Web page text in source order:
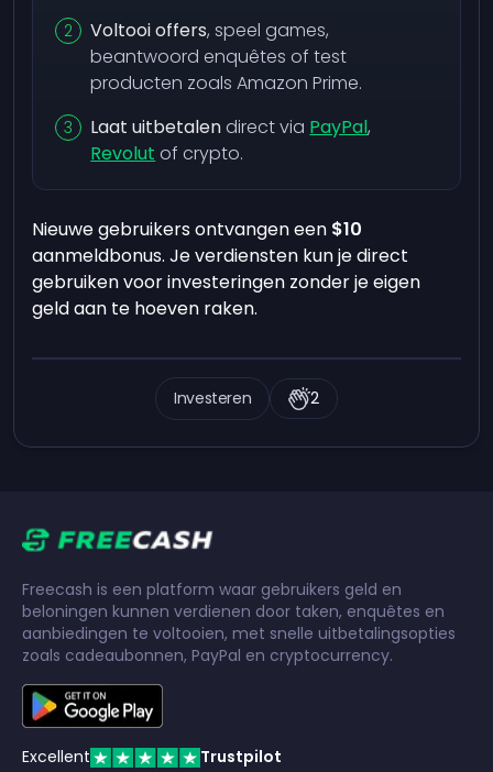
Voltooi offers, speel games,
beantwoord enquêtes of test
producten zoals Amazon Prime.
Laat uitbetalendirect via PayPal,
Revolut of crypto.
Nieuwe gebruikers ontvangen een $10
aanmeldbonus. Je verdiensten kun je direct
gebruiken voor investeringen zonder je eigen
geld aan te hoeven raken.
Investeren 2
Freecash is een platform waar gebruikers geld en
beloningen kunnen verdienen door taken, enquêtes en
aanbiedingen te voltooien, met snelle uitbetalingsopties
zoals cadeaubonnen, PayPal en cryptocurrency.
Excellent Trustpilot